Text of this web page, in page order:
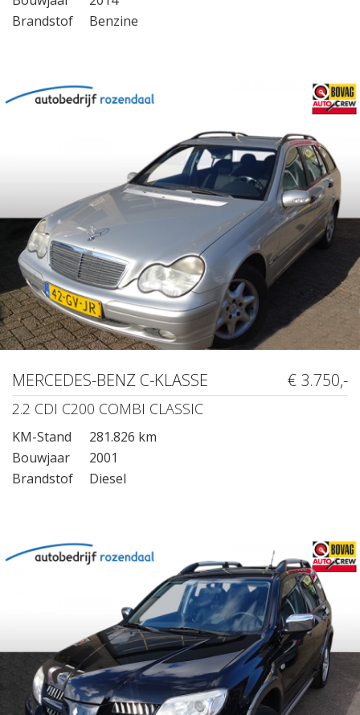
Brandstof
Benzine
MERCEDES-BENZ C-KLASSE € 3.750,-
2.2 CDI C200 COMBI CLASSIC
KM-Stand
281.826 km
Bouwjaar
2001
Brandstof
Diesel